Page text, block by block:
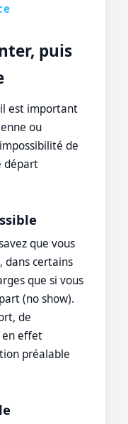
puis
il est important
ou
de
départ
que vous
dans certains
que si vous
(no show).
de
en effet
préalable